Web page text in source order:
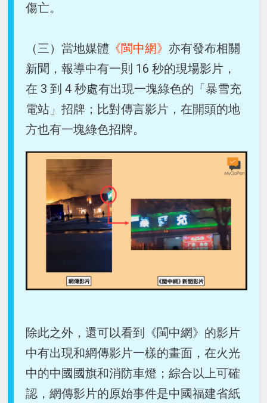
傷亡。
（三）當地媒體 《閩中網》亦有發布相關
新聞，報導中有一則 16 秒的現場影片，
在 3 到 4 秒處有出現一塊綠色的「暴雪充
電站」招牌；比對傳言影片，在開頭的地
方也有一塊綠色招牌。
除此之外，還可以看到《閩中網》的影片
中有出現和網傳影片一樣的畫面，在火光
中的中國國旗和消防車燈；綜合以上可確
認，網傳影片的原始事件是中國福建省紙